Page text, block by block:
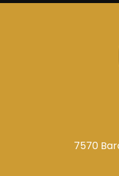
7570